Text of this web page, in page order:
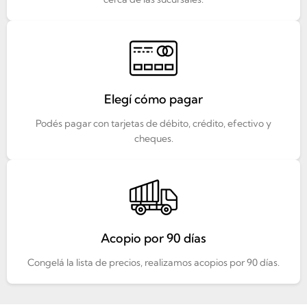
Elegí cómo pagar
Podés pagar con tarjetas de débito, crédito, efectivo y
cheques.
Acopio por 90 días
Congelá la lista de precios, realizamos acopios por 90 días.